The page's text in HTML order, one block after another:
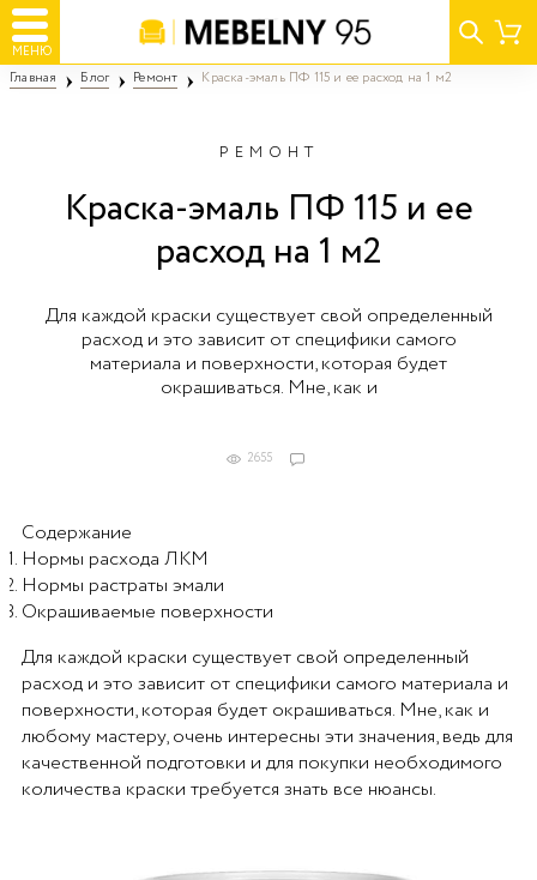
МЕНЮ
Главная Блог Ремонт Краска-эмаль ПФ 115 и ее расход на 1 м2
РЕМОНТ
Краска-эмаль ПФ 115 и ее
расход на 1 м2
Для каждой краски существует свой определенный
расход и это зависит от специфики самого
материала и поверхности, которая будет
окрашиваться. Мне, как и
2655
Содержание
Нормы расхода ЛКМ
Нормы растраты эмали
Окрашиваемые поверхности
Для каждой краски существует свой определенный
расход и это зависит от специфики самого материала и
поверхности, которая будет окрашиваться. Мне, как и
любому мастеру, очень интересны эти значения, ведь для
качественной подготовки и для покупки необходимого
количества краски требуется знать все нюансы.